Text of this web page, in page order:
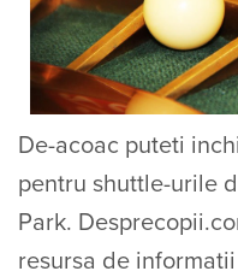
De-acoac puteti
pentru shuttle-urile
Park.
resursa de